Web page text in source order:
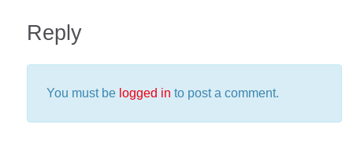
Reply
You must be logged in to post a comment.